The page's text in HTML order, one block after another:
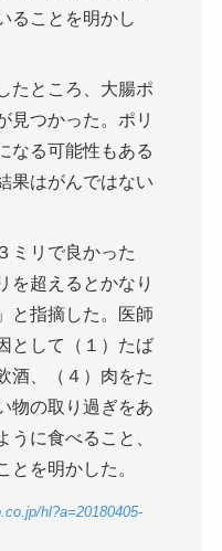
ることを明かし
たところ、大腸ポ
見つかった。ポリ
なる可能性もある
果はがんではない
ミリで良かった
を超えるとかなり
と指摘した。医師
として（１）たば
酒、（４）肉をた
物の取り過ぎをあ
うに食べること、
とを明かした。
hl?a=20180405-